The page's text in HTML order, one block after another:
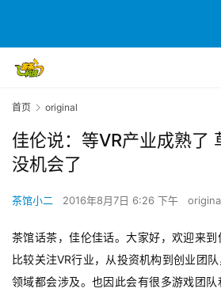
首页 original
佳伦说：等VR产业成熟了
没机会了
茶馆小二 2016年8月7日 6:26 下午
茶馆话茶，佳伦佳话。大家好，欢迎来
比较关注VR行业，从投资机构到创业团
领域都会涉及。也因此会有很多游戏团